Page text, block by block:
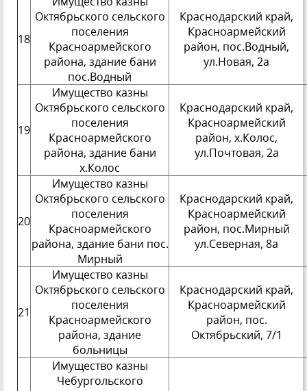
18
Октябрьского сельского
поселения
Красноармейского
района, здание бани
пос.Водный
Краснодарский край,
Красноармейский
район, пос.Водный,
ул.Новая, 2а
19
Имущество казны
Октябрьского сельского
поселения
Красноармейского
района, здание бани
х.Колос
Краснодарский край,
Красноармейский
район, х.Колос,
ул.Почтовая, 2а
20
Имущество казны
Октябрьского сельского
поселения
Красноармейского
района, здание бани пос.
Мирный
Краснодарский край,
Красноармейский
район, пос.Мирный
ул.Северная, 8а
21
Имущество казны
Октябрьского сельского
поселения
Красноармейского
района, здание
больницы
Краснодарский край,
Красноармейский
район, пос.
Октябрьский, 7/1
Имущество казны
Чебургольского